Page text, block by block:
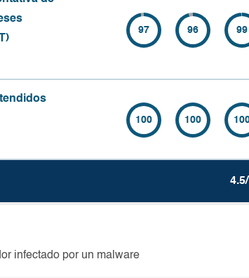
97 96 99
100 100
infectado por un malware